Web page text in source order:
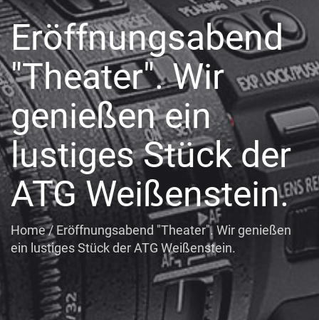
Eröffnungsabend
"Theater". Wir
genießen ein
lustiges Stück der
ATG Weißenstein.
Home/ Eröffnungsabend "Theater". Wir genießen
ein lustiges Stück der ATG Weißenstein.